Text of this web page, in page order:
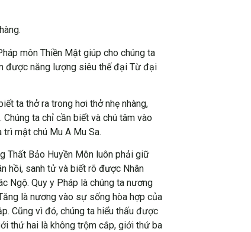
môn Thiền Mật giúp cho chúng ta
được năng lượng siêu thế đại Từ đại
ta thở ra trong hơi thở nhẹ nhàng,
ta chỉ cần biết và chú tâm vào
mật chú Mu A Mu Sa.
Thất Bảo Huyền Môn luôn phải giữ
hồi, sanh tử và biết rõ được Nhân
Ngộ. Quy y Pháp là chúng ta nương
là nương vào sự sống hòa hợp của
Cũng vì đó, chúng ta hiểu thấu được
thứ hai là không trộm cắp, giới thứ ba